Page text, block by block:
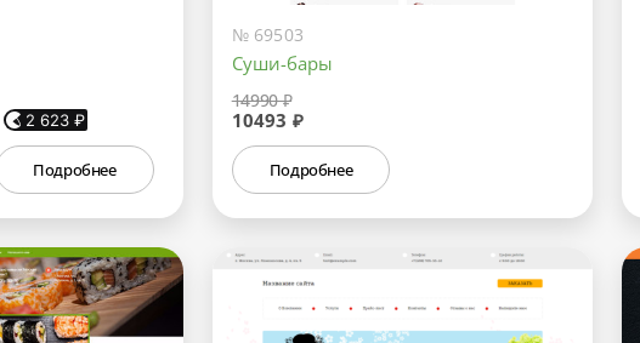
2 623₽
Подробнее
№ 69503
Суши-бары
14990 ₽
10493 ₽
Подробнее